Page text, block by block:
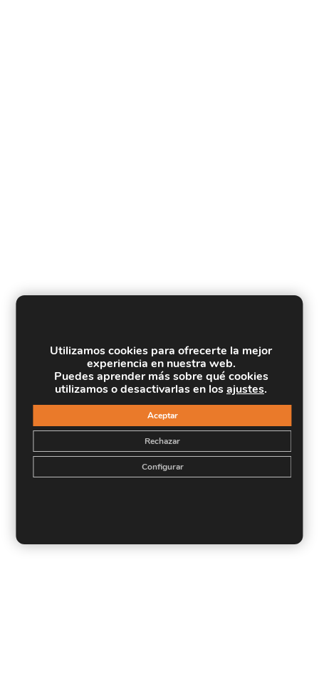
Utilizamos cookies para ofrecerte la mejor
experiencia en nuestra web.
Puedes aprender más sobre qué cookies
utilizamos o desactivarlas en losajustes.
Aceptar
Rechazar
Configurar